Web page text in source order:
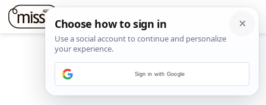
Sign in with Google